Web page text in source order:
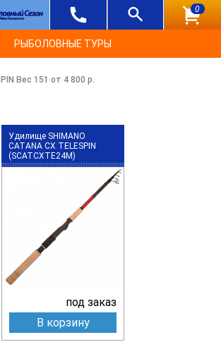
0
РЫБОЛОВНЫЕ ТУРЫ
Вес 151 от 4 800 р.
Удилище SHIMANO
CATANA CX TELESPIN
(SCATCXTE24M)
под заказ
В корзину